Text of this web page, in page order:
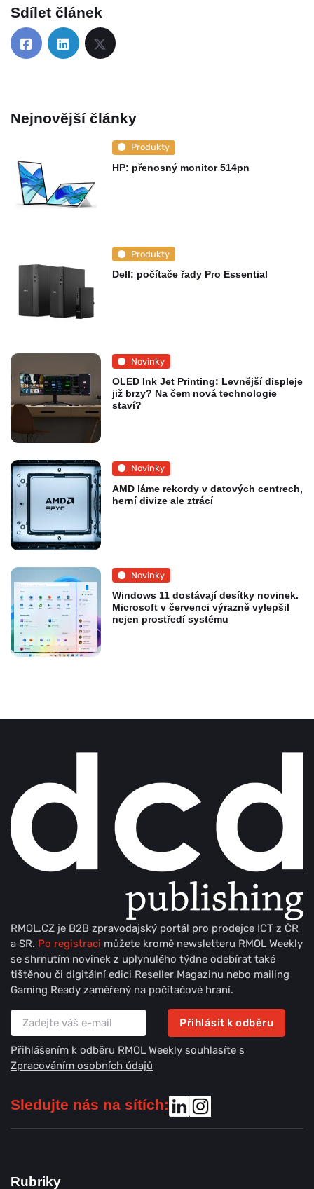
Sdílet článek
Nejnovější články
Produkty
HP: přenosný monitor 514pn
Produkty
Dell: počítače řady Pro Essential
Novinky
OLED Ink Jet Printing: Levnější displeje
již brzy? Na čem nová technologie
staví?
Novinky
AMD láme rekordy v datových centrech,
herní divize ale ztrácí
Novinky
Windows 11 dostávají desítky novinek.
Microsoft v červenci výrazně vylepšil
nejen prostředí systému
RMOL.CZ je B2B zpravodajský portál pro prodejce ICT z ČR
a SR. Po registraci můžete kromě newsletteru RMOL Weekly
se shrnutím novinek z uplynulého týdne odebírat také
tištěnou či digitální edici Reseller Magazinu nebo mailing
Gaming Ready zaměřený na počítačové hraní.
Přihlásit k odběru
Přihlášením k odběru RMOL Weekly souhlasíte s
Zpracováním osobních údajů
Sledujte nás na sítích:
Rubriky